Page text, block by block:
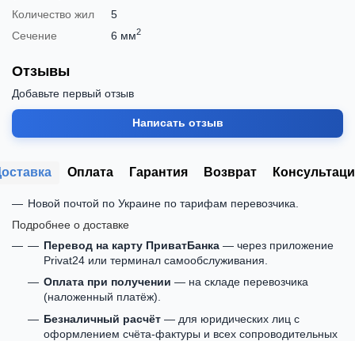
Количество жил
5
Сечение
6 мм2
Отзывы
Добавьте первый отзыв
Написать отзыв
Оплата Гарантия Возврат
Новой почтой по Украине по тарифам перевозчика.
Подробнее о доставке
Перевод на карту ПриватБанка — через приложение
Privat24 или терминал самообслуживания.
Оплата при получении — на складе перевозчика
(наложенный платёж).
Безналичный расчёт — для юридических лиц с
оформлением счёта-фактуры и всех сопроводительных